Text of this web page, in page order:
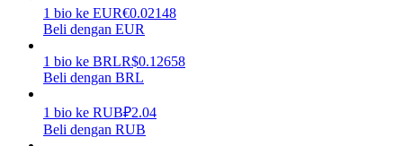
Babi Kekuatan
1 bio ke EUR€0.02148
Beli dengan EUR
1 bio ke BRLR$0.12658
Beli dengan BRL
1 bio ke RUB₽2.04
Beli dengan RUB